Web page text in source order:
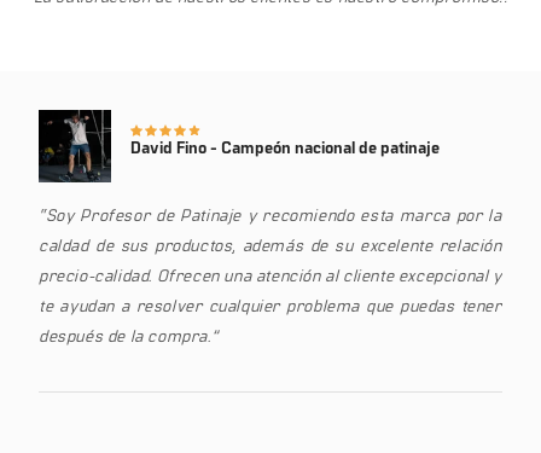
David Fino - Campeón nacional de patinaje
“Soy Profesor de Patinaje y recomiendo esta marca por la
caldad de sus productos, además de su excelente relación
precio-calidad. Ofrecen una atención al cliente excepcional y
te ayudan a resolver cualquier problema que puedas tener
después de la compra.”